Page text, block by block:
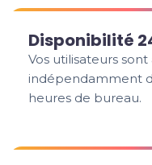
Disponibilité
Vos utilisateurs
indépendamment
heures de bureau.